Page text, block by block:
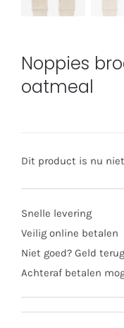
Noppies
oatmeal
Dit product is nu
Snelle levering
Veilig online betalen
Niet goed? Geld terug
Achteraf betalen